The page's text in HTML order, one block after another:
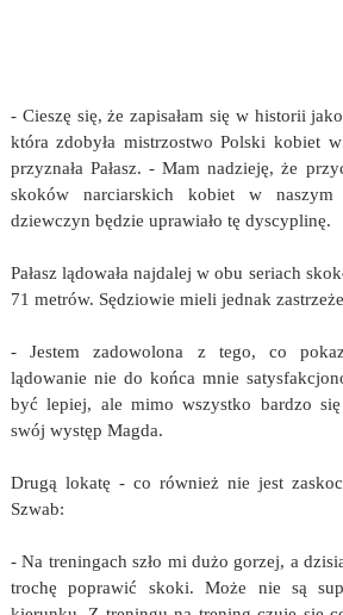
- Cieszę się, że zapisałam się w historii
która zdobyła mistrzostwo Polski kobiet
przyznała Pałasz. - Mam nadzieję, że
skoków narciarskich kobiet w
dziewczyn będzie uprawiało tę dyscyplinę.
Pałasz lądowała najdalej w obu seriach
71 metrów. Sędziowie mieli jednak
- Jestem zadowolona z tego, co
lądowanie nie do końca mnie
być lepiej, ale mimo wszystko bardzo
swój występ Magda.
Drugą lokatę - co również nie jest
Szwab:
- Na treningach szło mi dużo gorzej, a
trochę poprawić skoki. Może nie są